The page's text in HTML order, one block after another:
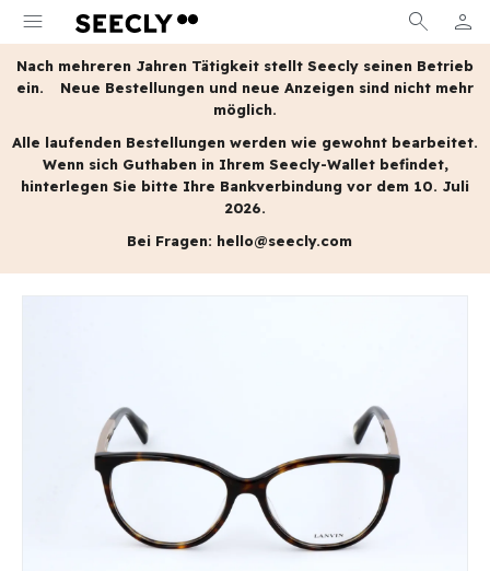
menu search person
MEIN
Nach mehreren Jahren Tätigkeit stellt Seecly seinen Betrieb
ein.
Neue Bestellungen und neue Anzeigen sind nicht mehr
möglich.
Alle laufenden Bestellungen werden wie gewohnt bearbeitet.
Wenn sich Guthaben in Ihrem Seecly-Wallet befindet,
hinterlegen Sie bitte Ihre Bankverbindung vor dem 10. Juli
2026.
Bei Fragen: hello@seecly.com